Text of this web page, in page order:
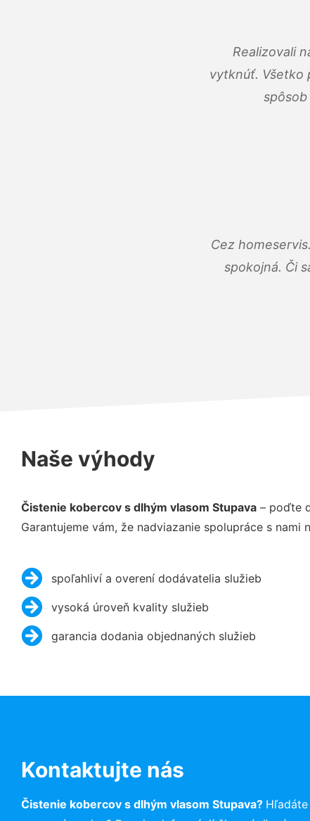
Realizovali
vytknúť. Všetko
Cez
spokojná. Či
Naše výhody
Čistenie kobercov s dlhým vlasom Stupava – poďte
Garantujeme vám, že nadviazanie spolupráce s nami
spoľahliví a overení dodávatelia služieb
vysoká úroveň kvality služieb
garancia dodania objednaných služieb
Kontaktujte nás
Čistenie kobercov s dlhým vlasom Stupava?